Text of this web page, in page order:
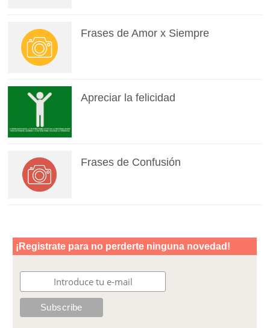
Frases de Amor x Siempre
Apreciar la felicidad
Frases de Confusión